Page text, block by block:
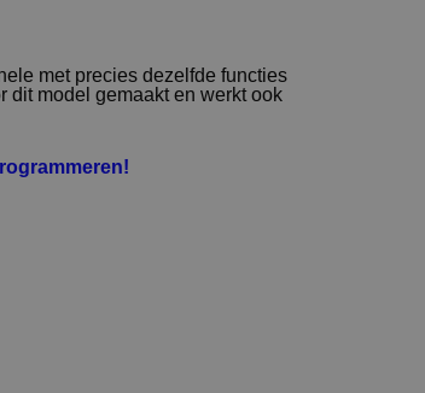
met precies dezelfde functies
dit model gemaakt en werkt ook